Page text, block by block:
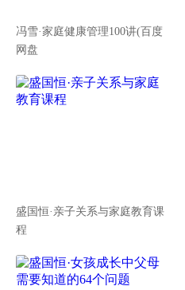
冯雪·家庭健康管理100讲(百度
网盘
盛国恒·亲子关系与家庭教育课
程